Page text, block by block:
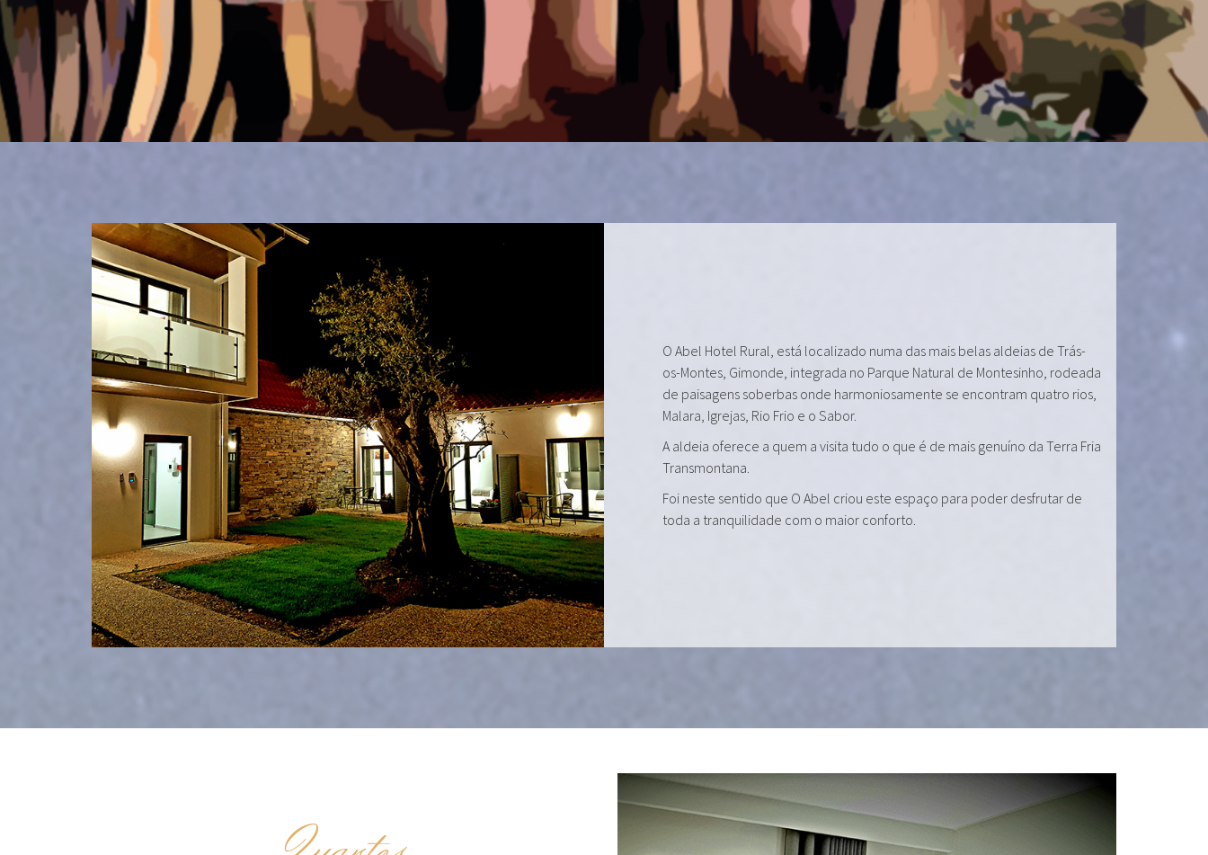
O Abel Hotel Rural, está localizado numa das mais belas aldeias de Trás-
os-Montes, Gimonde, integrada no Parque Natural de Montesinho, rodeada
de paisagens soberbas onde harmoniosamente se encontram quatro rios,
Malara, Igrejas, Rio Frio e o Sabor.
A aldeia oferece a quem a visita tudo o que é de mais genuíno da Terra Fria
Transmontana.
Foi neste sentido que O Abel criou este espaço para poder desfrutar de
toda a tranquilidade com o maior conforto.